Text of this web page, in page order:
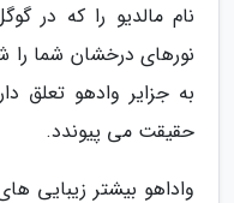
نام مالدیو را که در
نورهای درخشان شما را
به جزایر وادهو تعلق
حقیقت می پیوندد.
واداهو بیشتر زیبایی